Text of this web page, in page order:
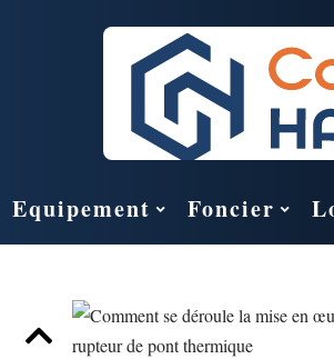
Equipement Foncier